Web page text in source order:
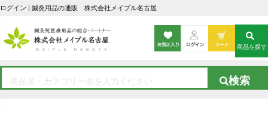
ログイン | 鍼灸用品の通販 株式会社メイプル名古屋
商品を探す